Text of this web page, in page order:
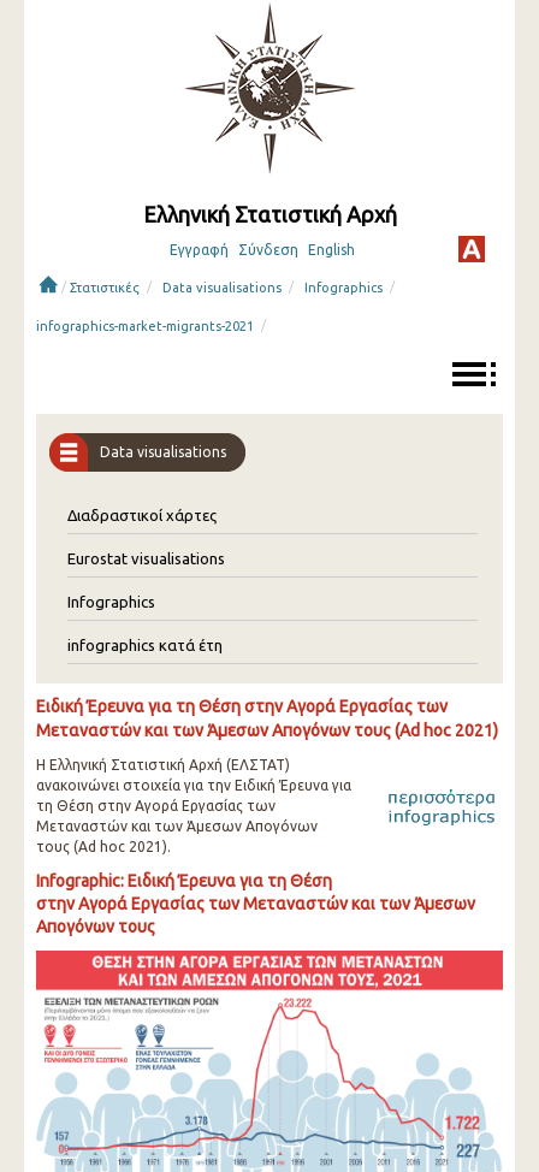
Ελληνική Στατιστική Αρχή
Εγγραφή Σύνδεση English
/ Στατιστικές / Data visualisations / Infographics /
infographics-market-migrants-2021 /
Data visualisations
Διαδραστικοί χάρτες
Eurostat visualisations
Infographics
infographics κατά έτη
Ειδική Έρευνα για τη Θέση στην Αγορά Εργασίας των
Μεταναστών και των Άμεσων Απογόνων τους (Ad hoc 2021)
Η Ελληνική Στατιστική Αρχή (ΕΛΣΤΑΤ)
ανακοινώνει στοιχεία για την Ειδική Έρευνα για
τη Θέση στην Αγορά Εργασίας των
Μεταναστών και των Άμεσων Απογόνων
τους (Ad hoc 2021).
Infographic: Ειδική Έρευνα για τη Θέση
στην Αγορά Εργασίας των Μεταναστών και των Άμεσων
Απογόνων τους